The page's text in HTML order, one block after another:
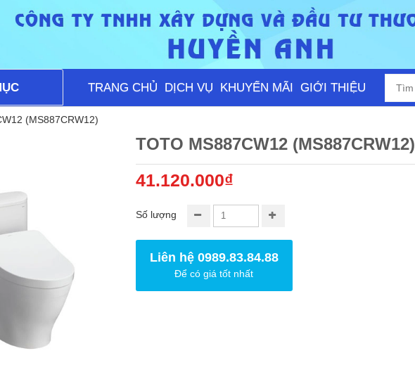
TRANG CHỦ DỊCH VỤ KHUYẾN MÃI GIỚI THIỆU
(MS887CRW12)
TOTO MS887CW12 (MS887CRW12)
41.120.000₫
Số lượng
Liên hệ 0989.83.84.88
Để có giá tốt nhất